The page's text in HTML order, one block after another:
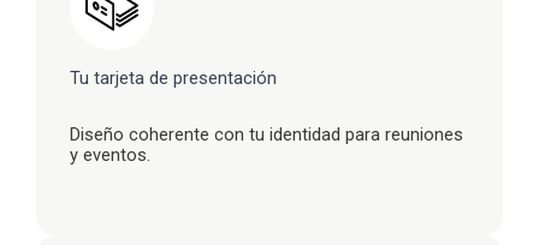
Tu tarjeta de presentación
Diseño coherente con tu identidad para reuniones
y eventos.